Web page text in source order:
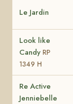
Le Jardin
Look like
Candy RP
1349 H
Re Active
Jenniebelle